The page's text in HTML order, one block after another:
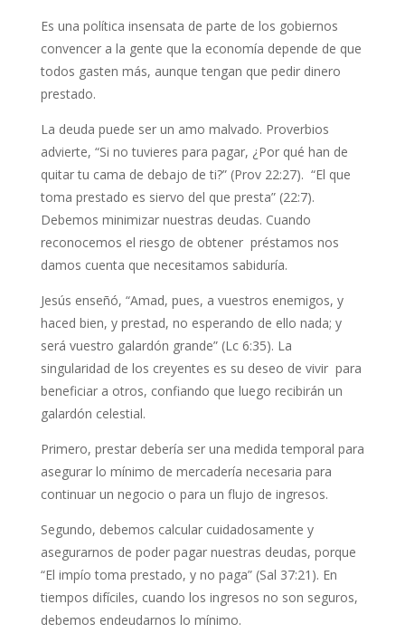
Es una política insensata de parte de los gobiernos
convencer a la gente que la economía depende de que
todos gasten más, aunque tengan que pedir dinero
prestado.
La deuda puede ser un amo malvado. Proverbios
advierte, “Si no tuvieres para pagar, ¿Por qué han de
quitar tu cama de debajo de ti?” (Prov 22:27). “El que
toma prestado es siervo del que presta” (22:7).
Debemos minimizar nuestras deudas. Cuando
reconocemos el riesgo de obtener préstamos nos
damos cuenta que necesitamos sabiduría.
Jesús enseñó, “Amad, pues, a vuestros enemigos, y
haced bien, y prestad, no esperando de ello nada; y
será vuestro galardón grande” (Lc 6:35). La
singularidad de los creyentes es su deseo de vivir para
beneficiar a otros, confiando que luego recibirán un
galardón celestial.
Primero, prestar debería ser una medida temporal para
asegurar lo mínimo de mercadería necesaria para
continuar un negocio o para un flujo de ingresos.
Segundo, debemos calcular cuidadosamente y
asegurarnos de poder pagar nuestras deudas, porque
“El impío toma prestado, y no paga” (Sal 37:21). En
tiempos difíciles, cuando los ingresos no son seguros,
debemos endeudarnos lo mínimo.